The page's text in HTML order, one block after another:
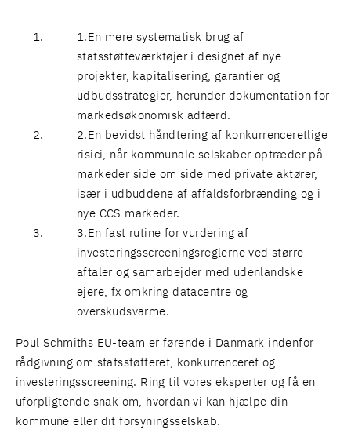
En mere systematisk brug af
statsstøtteværktøjer i designet af nye
projekter, kapitalisering, garantier og
udbudsstrategier, herunder dokumentation for
markedsøkonomisk adfærd.
En bevidst håndtering af konkurrenceretlige
risici, når kommunale selskaber optræder på
markeder side om side med private aktører,
især i udbuddene af affaldsforbrænding og i
nye CCS markeder.
En fast rutine for vurdering af
investeringsscreeningsreglerne ved større
aftaler og samarbejder med udenlandske
ejere, fx omkring datacentre og
overskudsvarme.
Poul Schmiths EU-team er førende i Danmark indenfor
rådgivning om statsstøtteret, konkurrenceret og
investeringsscreening. Ring til vores eksperter og få en
uforpligtende snak om, hvordan vi kan hjælpe din
kommune eller dit forsyningsselskab.